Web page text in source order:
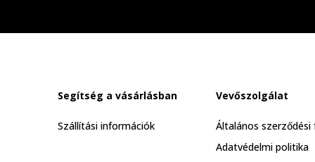
Segítség a vásárlásban
Szállítási információk
Vevőszolgálat
Általános
Adatvédelmi politika